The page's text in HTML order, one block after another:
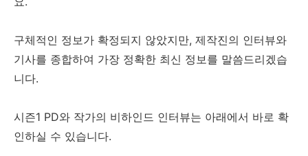
구체적인 정보가 확정되지 않았지만, 제작진의 인터뷰와
기사를 종합하여 가장 정확한 최신 정보를 말씀드리겠습
니다.
시즌1 PD와 작가의 비하인드 인터뷰는 아래에서 바로 확
인하실 수 있습니다.